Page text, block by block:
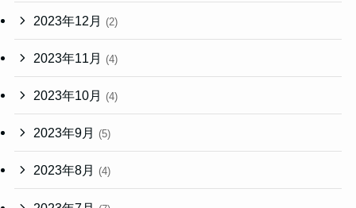
2023年12月 (2)
2023年11月 (4)
2023年10月 (4)
2023年9月 (5)
2023年8月 (4)